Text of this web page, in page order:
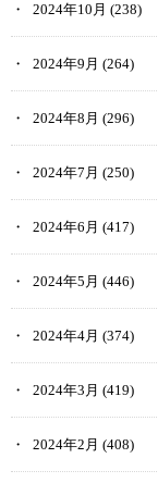
2024年10月 (238)
2024年9月 (264)
2024年8月 (296)
2024年7月 (250)
2024年6月 (417)
2024年5月 (446)
2024年4月 (374)
2024年3月 (419)
2024年2月 (408)